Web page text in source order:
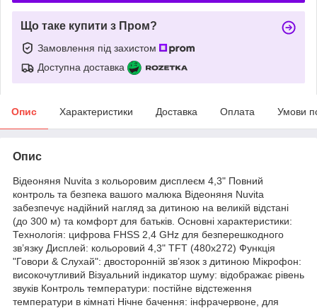
Що таке купити з Пром?
Замовлення під захистом
Доступна доставка
Опис Характеристики Доставка Оплата Умови
Опис
Відеоняня Nuvita з кольоровим дисплеєм 4,3" Повний
контроль та безпека вашого малюка Відеоняня Nuvita
забезпечує надійний нагляд за дитиною на великій відстані
(до 300 м) та комфорт для батьків. Основні характеристики:
Технологія: цифрова FHSS 2,4 GHz для безперешкодного
зв’язку Дисплей: кольоровий 4,3" TFT (480x272) Функція
"Говори & Слухай": двосторонній зв’язок з дитиною Мікрофон:
високочутливий Візуальний індикатор шуму: відображає рівень
звуків Контроль температури: постійне відстеження
температури в кімнаті Нічне бачення: інфрачервоне, для